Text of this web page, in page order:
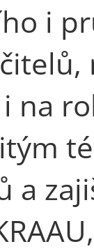
i
na
a